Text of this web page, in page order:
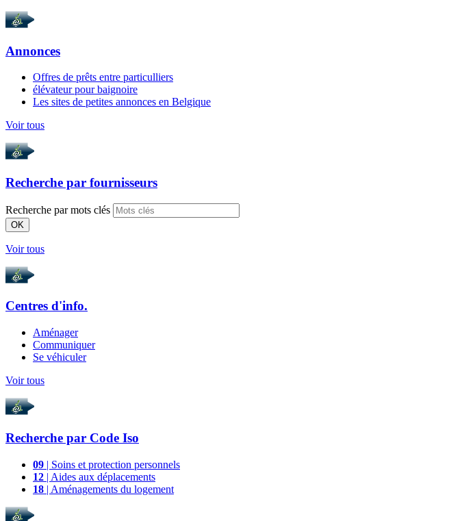
Annonces
Offres de prêts entre particulliers
élévateur pour baignoire
Les sites de petites annonces en Belgique
Voir tous
Recherche par fournisseurs
Recherche par mots clés
OK
Voir tous
Centres d'info.
Aménager
Communiquer
Se véhiculer
Voir tous
Recherche par Code Iso
09 | Soins et protection personnels
12 | Aides aux déplacements
18 | Aménagements du logement